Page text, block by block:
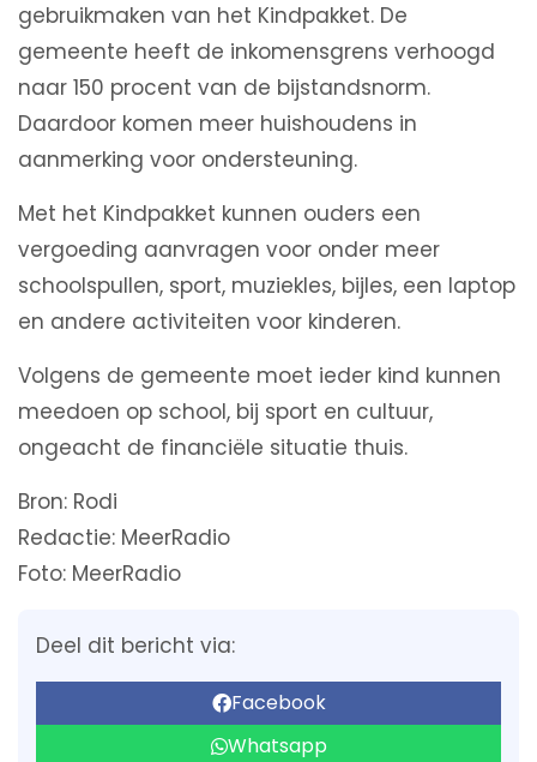
gebruikmaken van het Kindpakket. De
gemeente heeft de inkomensgrens verhoogd
naar 150 procent van de bijstandsnorm.
Daardoor komen meer huishoudens in
aanmerking voor ondersteuning.
Met het Kindpakket kunnen ouders een
vergoeding aanvragen voor onder meer
schoolspullen, sport, muziekles, bijles, een laptop
en andere activiteiten voor kinderen.
Volgens de gemeente moet ieder kind kunnen
meedoen op school, bij sport en cultuur,
ongeacht de financiële situatie thuis.
Bron: Rodi
Redactie: MeerRadio
Foto: MeerRadio
Deel dit bericht via:
Facebook
Whatsapp